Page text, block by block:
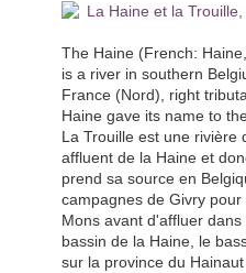
The Haine (French:
is a river in southern
France (Nord), right
Haine gave its name to
La Trouille est une rivière
affluent de la Haine et
prend sa source en
campagnes de Givry
Mons avant d'affluer
bassin de la Haine, le
sur la province du